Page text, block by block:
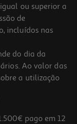
ou superior a
de
incluídos nas
do dia da
Ao valor das
a utilização
pago em 12